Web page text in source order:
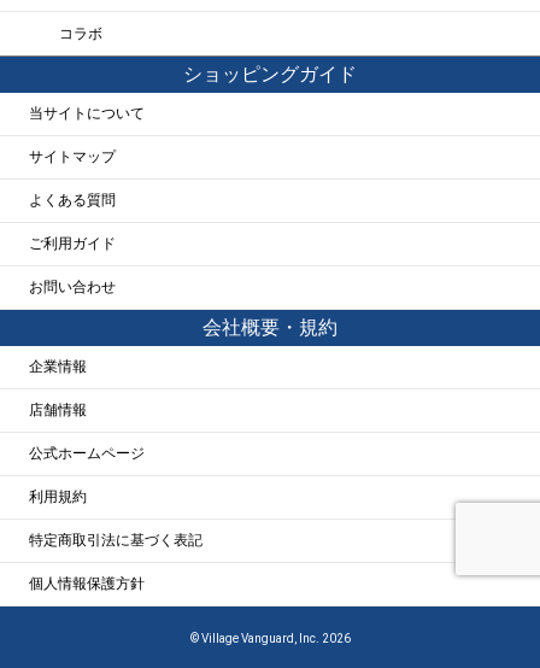
コラボ
ショッピングガイド
当サイトについて
サイトマップ
よくある質問
ご利用ガイド
お問い合わせ
会社概要・規約
企業情報
店舗情報
公式ホームページ
利用規約
特定商取引法に基づく表記
個人情報保護方針
© Village Vanguard, Inc. 2026